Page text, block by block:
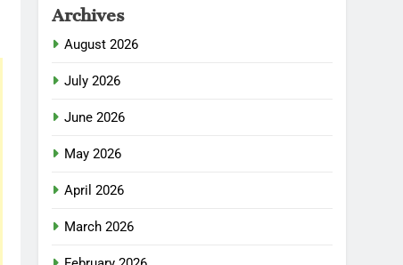
Archives
August 2026
July 2026
June 2026
May 2026
April 2026
March 2026